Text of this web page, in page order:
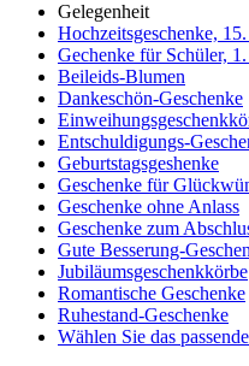
Gelegenheit
Hochzeitsgeschenke,
Gechenke für Schüler,
Beileids-Blumen
Dankeschön-Geschenke
Entschuldigungs-
Geburtstagsgeshenke
Geschenke für
Geschenke ohne Anlass
Geschenke zum
Gute Besserung-
Jubiläumsgeschenkkörbe
Romantische Geschenke
Ruhestand-Geschenke
Wählen Sie das